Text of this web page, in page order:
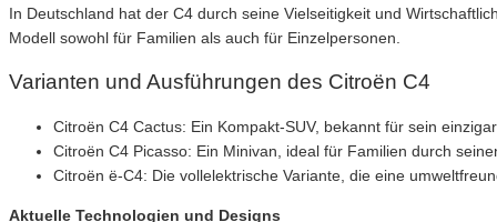
In Deutschland hat der C4 durch seine Vielseitigkeit und
Modell sowohl für Familien als auch für Einzelpersonen.
Varianten und Ausführungen des Citroën C4
Citroën C4 Cactus: Ein Kompakt-SUV, bekannt für sein
Citroën C4 Picasso: Ein Minivan, ideal für Familien durch
Citroën ë-C4: Die vollelektrische Variante, die eine
Aktuelle Technologien und Designs